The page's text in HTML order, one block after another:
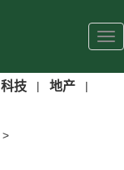
科技 | 地产 |
>